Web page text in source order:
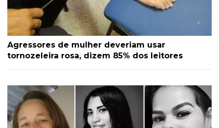
Agressores de mulher deveriam usar
tornozeleira rosa, dizem 85% dos leitores